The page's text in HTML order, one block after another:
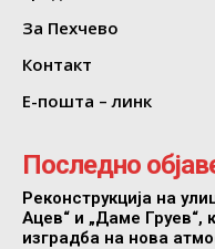
За Пехчево
Контакт
Е-пошта – линк
Последно
Реконструкција на
Ацев“ и „Даме Груев“,
изградба на нова